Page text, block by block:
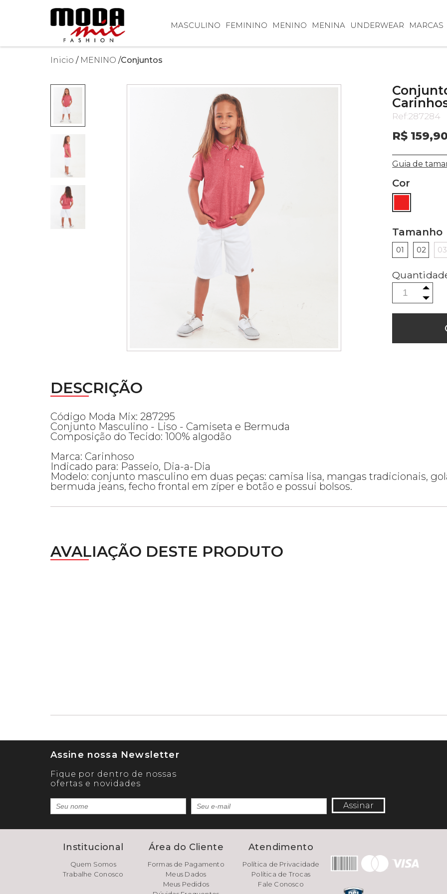
MARCAS
MASCULINO FEMININO MENINO MENINA UNDERWEAR
Inicio MENINO Conjuntos
Ref:287284
R$
Guia de
Cor
Tamanho
01 02 03
DESCRIÇÃO
Código Moda Mix: 287295
Conjunto Masculino - Liso - Camiseta e Bermuda
Composição do Tecido: 100% algodão
Marca: Carinhoso
Indicado para: Passeio, Dia-a-Dia
Modelo: conjunto masculino em duas peças: camisa lisa, mangas tradicionais,
bermuda jeans, fecho frontal em zíper e botão e possui bolsos.
AVALIAÇÃO DESTE PRODUTO
Assine nossa Newsletter
Fique por dentro de nossas
ofertas e novidades
Assinar
Institucional
Quem Somos
Trabalhe Conosco
Área do Cliente
Formas de Pagamento
Meus Dados
Meus Pedidos
Atendimento
Política de Privacidade
Política de Trocas
Fale Conosco